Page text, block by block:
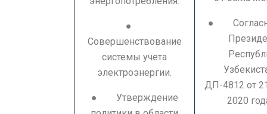
●
Совершенствование
системы учета
электроэнергии.
● Утверждение
●
ДП-4812 от
2020